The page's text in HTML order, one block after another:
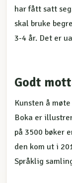
har fått satt
skal bruke
3-4 år. Det er
Godt
Kunsten å
Boka er
på 3500 bøker
den kom ut i
Språklig